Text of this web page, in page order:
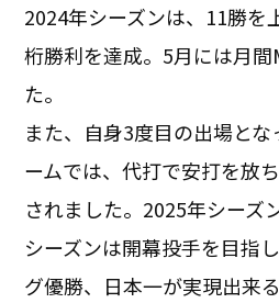
2024年シーズンは、11勝を
桁勝利を達成。5月には月
た。
また、自身3度目の出場と
ームでは、代打で安打を放
されました。2025年シーズ
シーズンは開幕投手を目指
グ優勝、日本一が実現出来